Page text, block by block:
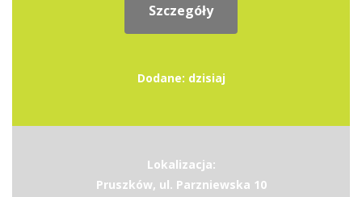
Szczegóły
Dodane: dzisiaj
Lokalizacja:
Pruszków, ul. Parzniewska 10